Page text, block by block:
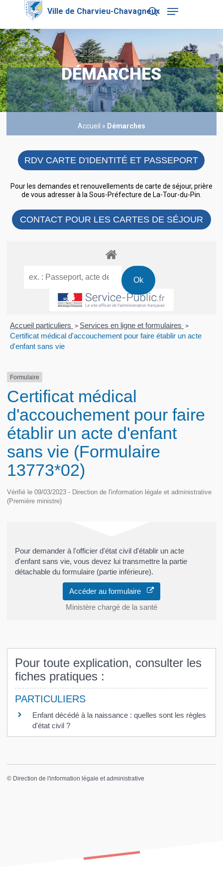
content
search
Menu
DÉMARCHES
Accueil » Démarches
RDV CARTE D'IDENTITÉ ET PASSEPORT
Pour les demandes et renouvellements de carte de séjour, prière
de vous adresser à la Sous-Préfecture de La-Tour-du-Pin.
CONTACT POUR LES CARTES DE SÉJOUR
Accueil particuliers > Services en ligne et formulaires >
Certificat médical d'accouchement pour faire établir un acte
d'enfant sans vie
Formulaire
Certificat médical
d'accouchement pour faire
établir un acte d'enfant
sans vie (Formulaire
13773*02)
Vérifié le 09/03/2023 - Direction de l'information légale et administrative
(Première ministre)
Pour demander à l'officier d'état civil d'établir un acte
d'enfant sans vie, vous devez lui transmettre la partie
détachable du formulaire (partie inférieure).
Accéder au formulaire
Ministère chargé de la santé
Pour toute explication, consulter les
fiches pratiques :
PARTICULIERS
Enfant décédé à la naissance : quelles sont les règles
d'état civil ?
© Direction de l'information légale et administrative
Close